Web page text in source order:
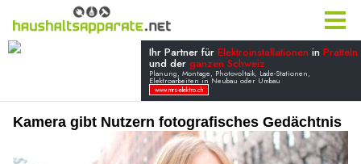
Kamera gibt Nutzern fotografisches Gedächtnis